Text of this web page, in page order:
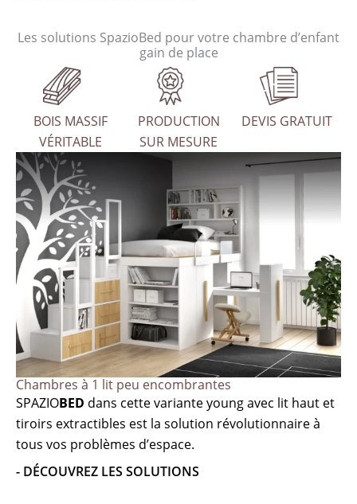
Les solutions SpazioBed pour votre chambre d’enfant
gain de place
BOIS MASSIF
VÉRITABLE
PRODUCTION
SUR MESURE
DEVIS GRATUIT
Chambres à 1 lit peu encombrantes
SPAZIOBED dans cette variante young avec lit haut et
tiroirs extractibles est la solution révolutionnaire à
tous vos problèmes d’espace.
- DÉCOUVREZ LES SOLUTIONS